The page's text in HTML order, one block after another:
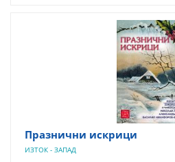
Празнични искрици
ИЗТОК - ЗАПАД